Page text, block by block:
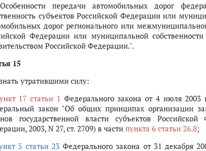
передачи автомобильных дорог
субъектов Российской Федерации или
дорог регионального или
Федерации или муниципальной
Российской Федерации.".
15
утратившими силу:
17 статьи 1 Федерального закона от 4 июля
закон "Об общих принципах организации
государственной власти субъектов
2003, N 27, ст. 2709) в части пункта 6 статьи 26.8;
5 статьи 23Федерального закона от 31 декабря